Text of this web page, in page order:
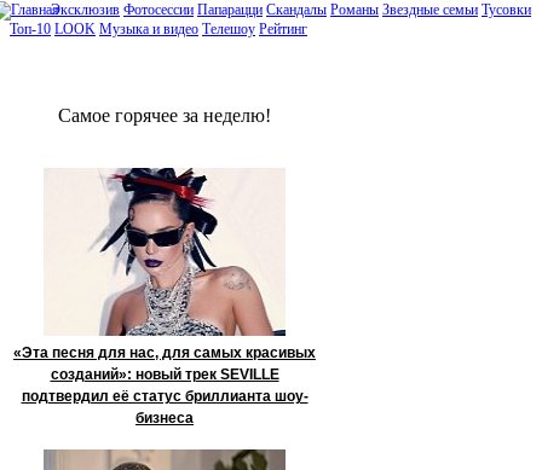
Эксклюзив Фотосессии Папарацци Скандалы Романы Звездные семьи Тусовки
Топ-10 LOOK Музыка и видео Телешоу Рейтинг
Сaмое гoрячее за неделю!
«Эта песня для нас, для самых красивых
созданий»: новый трек SEVILLE
подтвердил её статус бриллианта шоу-
бизнеса